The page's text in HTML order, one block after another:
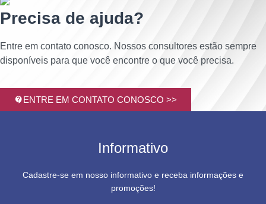
Precisa de ajuda?
Entre em contato conosco. Nossos consultores estão sempre
disponíveis para que você encontre o que você precisa.
ENTRE EM CONTATO CONOSCO >>
Informativo
Cadastre-se em nosso informativo e receba informações e
promoções!